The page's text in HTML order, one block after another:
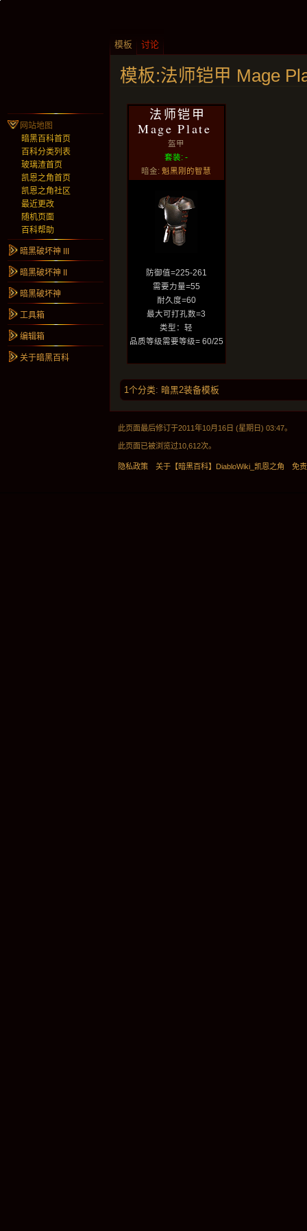
模板:法师铠甲 Mage
法师铠甲
Mage Plate
盔甲
套装: -
暗金:魁黑刚的智慧
防御值=225-261
需要力量=55
耐久度=60
最大可打孔数=3
类型：轻
品质等级需要等级= 60/25
1个分类: 暗黑2装备模板
模板 讨论
网站地图
暗黑百科首页
百科分类列表
玻璃渣首页
凯恩之角首页
凯恩之角社区
最近更改
随机页面
百科帮助
暗黑破坏神 III
暗黑破坏神 II
暗黑破坏神
工具箱
编辑箱
关于暗黑百科
此页面最后修订于2011年10月16日 (星期日) 03:47。
此页面已被浏览过10,612次。
隐私政策 关于【暗黑百科】DiabloWiki_凯恩之角 免